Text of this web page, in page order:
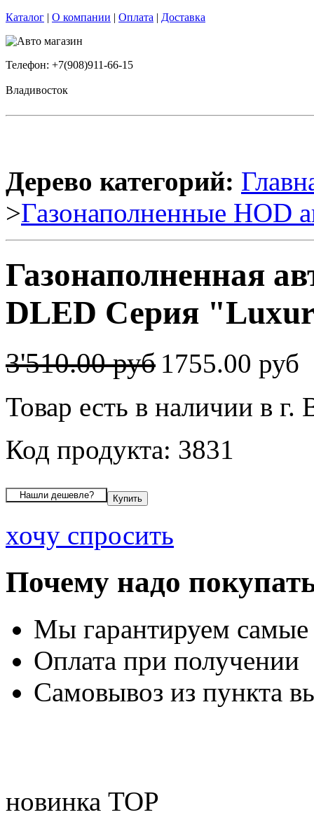
Каталог | О компании | Оплата | Доставка
Телефон: +7(908)911-66-15
Владивосток
Дерево категорий:
>Газонаполненные HOD
Газонаполненная
DLED Серия
3'510.00 руб 1755.00 руб
Товар есть в наличии в г.
Код продукта: 3831
хочу спросить
Почему надо
Мы гарантируем
Оплата при получении
Самовывоз из пункта
новинка TOP